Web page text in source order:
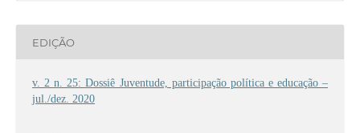
EDIÇÃO
v. 2 n. 25: Dossiê Juventude, participação política e educação –
jul./dez. 2020